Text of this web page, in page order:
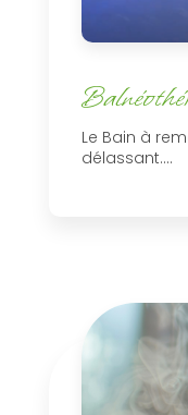
Le Bain à
délassant....